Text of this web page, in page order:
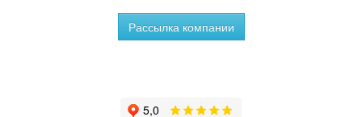
Рассылка компании